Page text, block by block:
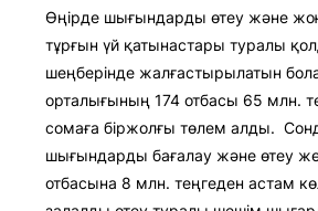
Өңірде шығындарды өтеу және
тұрғын үй қатынастары туралы
шеңберінде жалғастырылатын
орталығының 174 отбасы 65 млн.
сомаға біржолғы төлем алды.
шығындарды бағалау және өтеу
отбасына 8 млн. теңгеден астам